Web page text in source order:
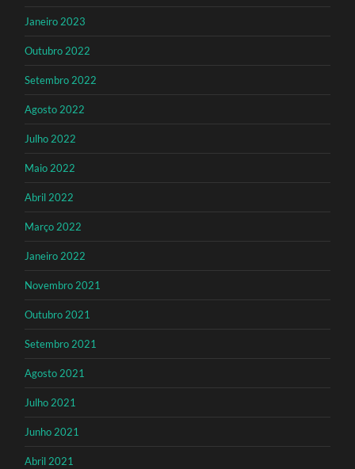
Janeiro 2023
Outubro 2022
Setembro 2022
Agosto 2022
Julho 2022
Maio 2022
Abril 2022
Março 2022
Janeiro 2022
Novembro 2021
Outubro 2021
Setembro 2021
Agosto 2021
Julho 2021
Junho 2021
Abril 2021